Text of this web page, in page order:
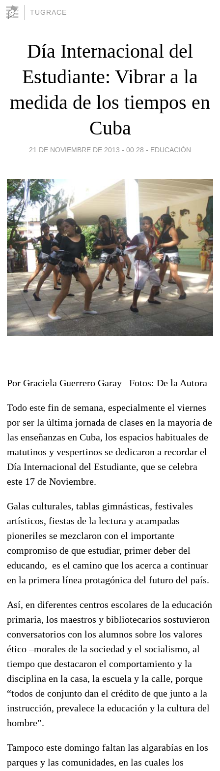
TUGRACE
Día Internacional del
Estudiante: Vibrar a la
medida de los tiempos en
Cuba
21 DE NOVIEMBRE DE 2013 - 00:28 - EDUCACIÓN
Por Graciela Guerrero Garay Fotos: De la Autora
Todo este fin de semana, especialmente el viernes
por ser la última jornada de clases en la mayoría de
las enseñanzas en Cuba, los espacios habituales de
matutinos y vespertinos se dedicaron a recordar el
Día Internacional del Estudiante, que se celebra
este 17 de Noviembre.
Galas culturales, tablas gimnásticas, festivales
artísticos, fiestas de la lectura y acampadas
pioneriles se mezclaron con el importante
compromiso de que estudiar, primer deber del
educando, es el camino que los acerca a continuar
en la primera línea protagónica del futuro del país.
Así, en diferentes centros escolares de la educación
primaria, los maestros y bibliotecarios sostuvieron
conversatorios con los alumnos sobre los valores
ético –morales de la sociedad y el socialismo, al
tiempo que destacaron el comportamiento y la
disciplina en la casa, la escuela y la calle, porque
“todos de conjunto dan el crédito de que junto a la
instrucción, prevalece la educación y la cultura del
hombre”.
Tampoco este domingo faltan las algarabías en los
parques y las comunidades, en las cuales los